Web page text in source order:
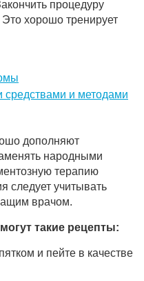
процедуру
хорошо тренирует
и методами
дополняют
народными
терапию
следует учитывать
врачом.
такие рецепты:
и пейте в качестве